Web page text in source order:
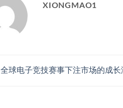
XIONGMAO1
全球电子竞技赛事下注市场的成长